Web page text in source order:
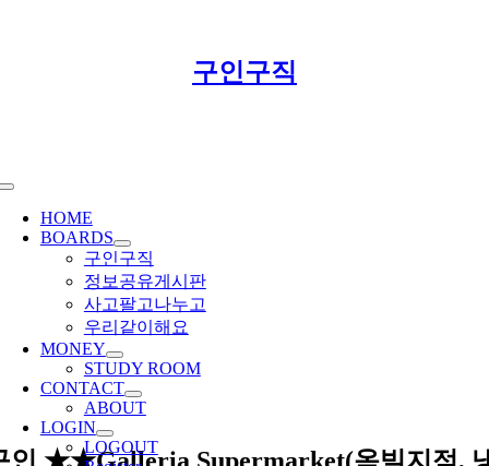
Toggle
Navigation
HOME
BOARDS
구인구직
정보공유게시판
사고팔고나누고
우리같이해요
MONEY
STUDY ROOM
CONTACT
ABOUT
LOGIN
LOGOUT
구인구직